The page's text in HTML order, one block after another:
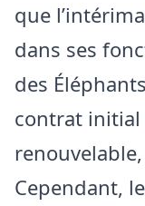
que
dans ses
des
contrat initial
Cependant,